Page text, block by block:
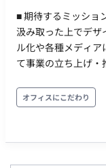
■ 期待するミッショ
汲み取った上でデザ
ル化や各種メディ
て事業の立ち上げ
現の提案】 新規事
ザインアプローチや表現
ュアル制作および
成をはじめ、必要な素
オフィスにこだわり